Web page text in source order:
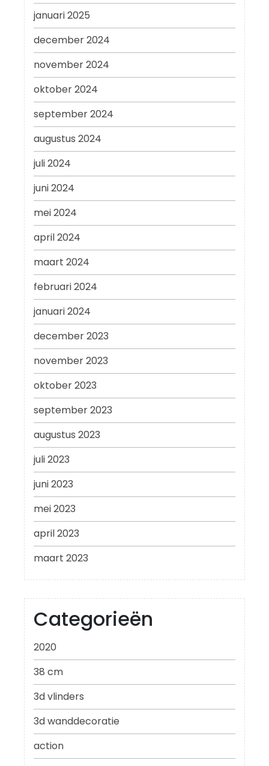
januari 2025
december 2024
november 2024
oktober 2024
september 2024
augustus 2024
juli 2024
juni 2024
mei 2024
april 2024
maart 2024
februari 2024
januari 2024
december 2023
november 2023
oktober 2023
september 2023
augustus 2023
juli 2023
juni 2023
mei 2023
april 2023
maart 2023
Categorieën
2020
38 cm
3d vlinders
3d wanddecoratie
action